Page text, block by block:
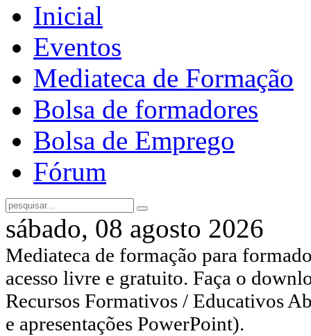
Inicial
Eventos
Mediateca de Formação
Bolsa de formadores
Bolsa de Emprego
Fórum
sábado, 08 agosto 2026
Mediateca de formação para
acesso livre e gratuito. Faça o
Recursos Formativos / Educativos
e apresentações PowerPoint).